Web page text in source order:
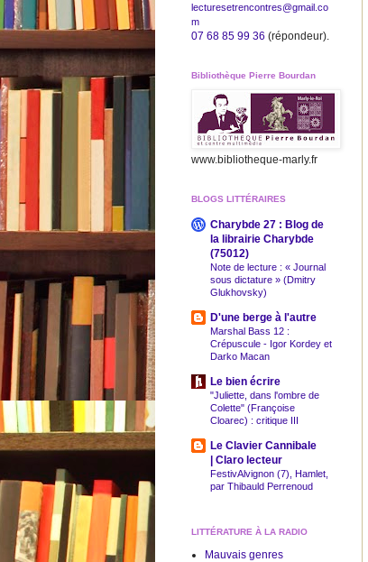
lecturesetrencontres@gmail.co
m
07 68 85 99 36 (répondeur).
Bibliothèque Pierre Bourdan
www.bibliotheque-marly.fr
BLOGS LITTÉRAIRES
Charybde 27 : Blog de
la librairie Charybde
(75012)
Note de lecture : « Journal
sous dictature » (Dmitry
Glukhovsky)
D'une berge à l'autre
Marshal Bass 12 :
Crépuscule - Igor Kordey et
Darko Macan
Le bien écrire
"Juliette, dans l'ombre de
Colette" (Françoise
Cloarec) : critique III
Le Clavier Cannibale
| Claro lecteur
FestivAlvignon (7), Hamlet,
par Thibauld Perrenoud
LITTÉRATURE À LA RADIO
Mauvais genres